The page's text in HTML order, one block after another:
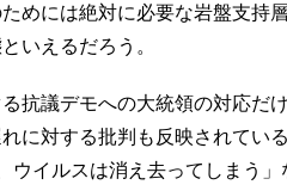
めには絶対に必要な岩盤支持
いえるだろう。
抗議デモへの大統領の対応だ
に対する批判も反映されてい
ウイルスは消え去ってしまう」